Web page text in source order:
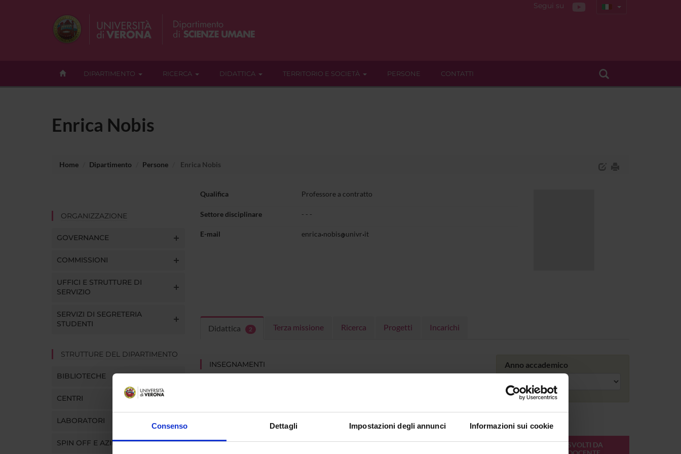
Consenso Dettagli Impostazioni degli annunci Informazioni sui cookie
Segui su
DIPARTIMENTO RICERCA DIDATTICA TERRITORIO E SOCIETÀ PERSONE CONTATTI
Enrica Nobis
Home Dipartimento Persone Enrica Nobis
ORGANIZZAZIONE
GOVERNANCE
COMMISSIONI
UFFICI E STRUTTURE DI
SERVIZIO
SERVIZI DI SEGRETERIA
STUDENTI
STRUTTURE DEL DIPARTIMENTO
BIBLIOTECHE
CENTRI
LABORATORI
SPIN OFF E AZIENDE
Qualifica Professore a contratto
Settore disciplinare - - -
E-mail enrica nobis univr it
Didattica 2 Terza missione Ricerca Progetti Incarichi
INSEGNAMENTI Anno accademico
CORSO NOME
CREDITI
ONLINE
CREDITI
MODULI SVOLTI DA